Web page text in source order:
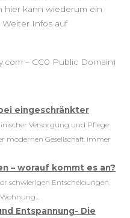
hier kann wiederum ein
Infos auf
– CC0 Public Domain)
eingeschränkter
Versorgung und Pflege
modernen Gesellschaft immer
– worauf kommt es an?
schwierigen Entscheidungen.
Entspannung- Die